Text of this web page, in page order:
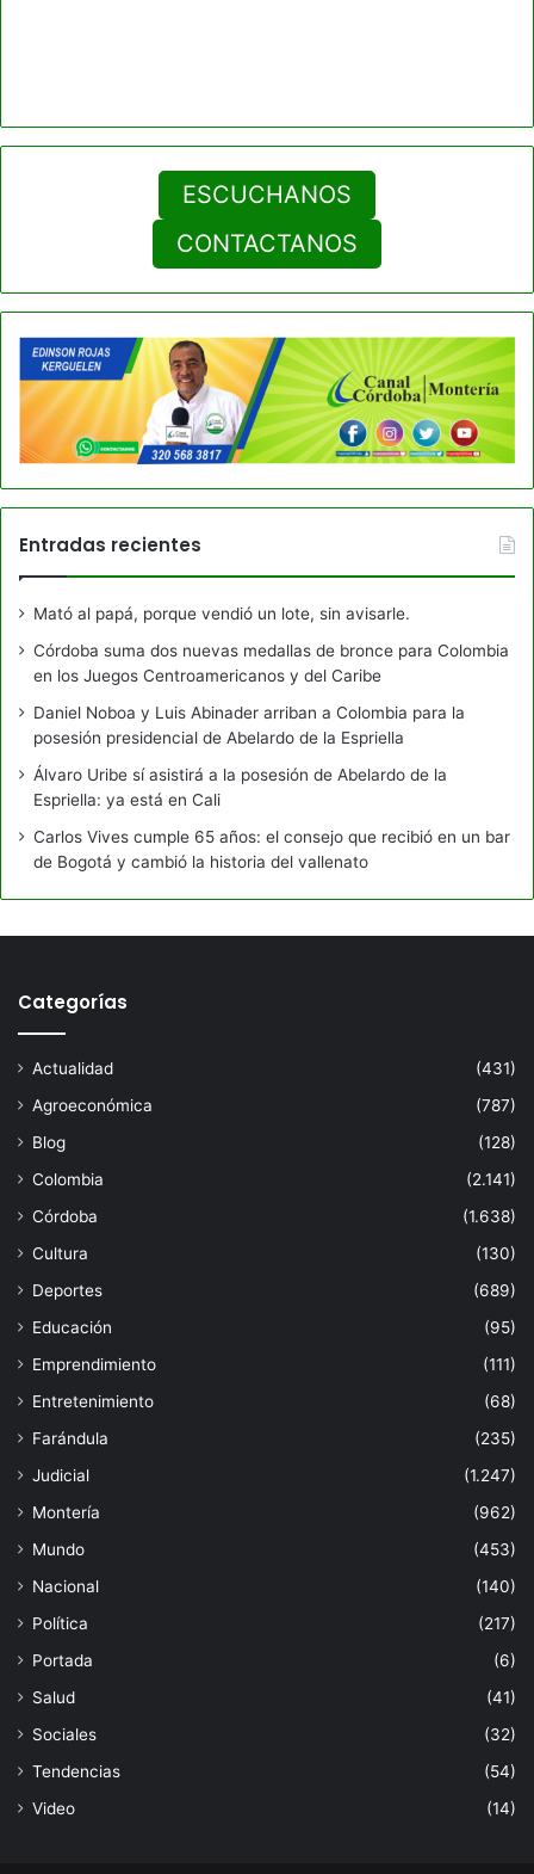
ESCUCHANOS
CONTACTANOS
Entradas recientes
Mató al papá, porque vendió un lote, sin avisarle.
Córdoba suma dos nuevas medallas de bronce para Colombia
en los Juegos Centroamericanos y del Caribe
Daniel Noboa y Luis Abinader arriban a Colombia para la
posesión presidencial de Abelardo de la Espriella
Álvaro Uribe sí asistirá a la posesión de Abelardo de la
Espriella: ya está en Cali
Carlos Vives cumple 65 años: el consejo que recibió en un bar
de Bogotá y cambió la historia del vallenato
Categorías
Actualidad
(431)
Agroeconómica
(787)
Blog
(128)
Colombia
(2.141)
Córdoba
(1.638)
Cultura
(130)
Deportes
(689)
Educación
(95)
Emprendimiento
(111)
Entretenimiento
(68)
Farándula
(235)
Judicial
(1.247)
Montería
(962)
Mundo
(453)
Nacional
(140)
Política
(217)
Portada
(6)
Salud
(41)
Sociales
(32)
Tendencias
(54)
Video
(14)